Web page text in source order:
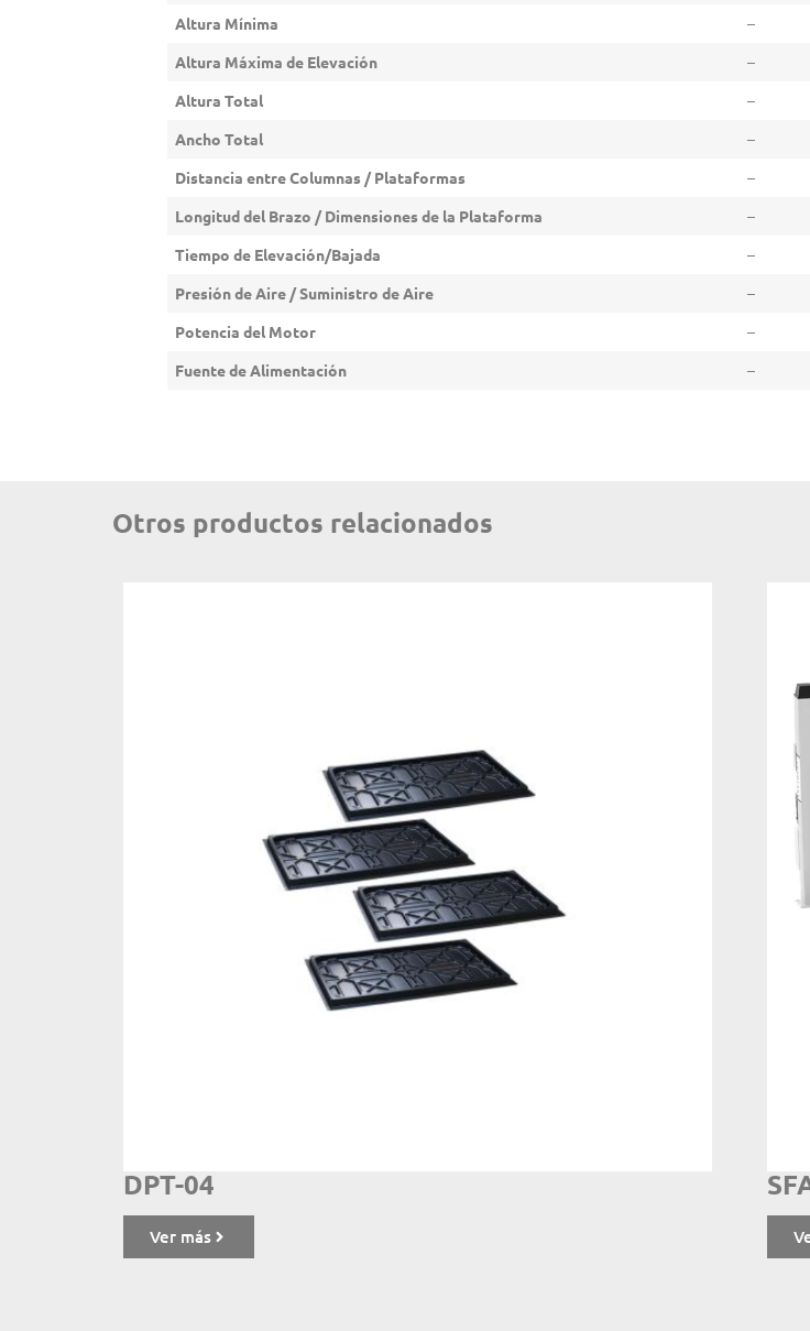
Altura Mínima
–
Altura Máxima de Elevación
–
Altura Total
–
Ancho Total
–
Distancia entre Columnas / Plataformas
–
Longitud del Brazo / Dimensiones de la Plataforma
–
Tiempo de Elevación/Bajada
–
Presión de Aire / Suministro de Aire
–
Potencia del Motor
–
Fuente de Alimentación
–
Otros productos relacionados
DPT-04
Ver más